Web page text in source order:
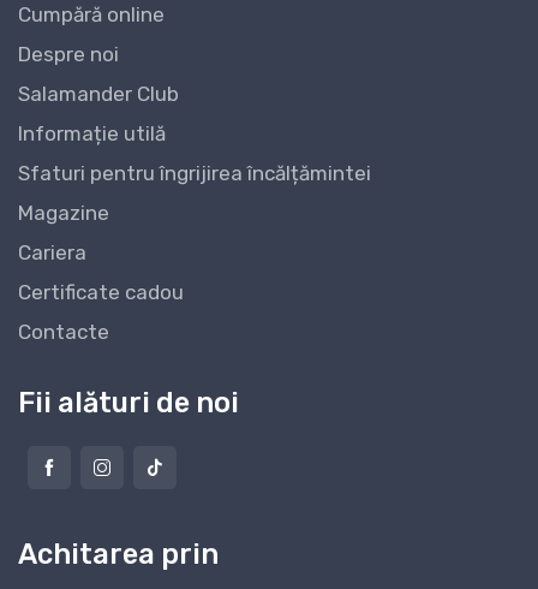
Cumpără online
Despre noi
Salamander Club
Informație utilă
Sfaturi pentru îngrijirea încălțămintei
Magazine
Cariera
Certificate cadou
Contacte
Fii alături de noi
Achitarea prin